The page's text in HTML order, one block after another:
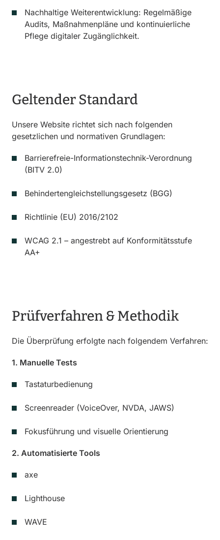
Nachhaltige Weiterentwicklung: Regelmäßige
Audits, Maßnahmenpläne und kontinuierliche
Pflege digitaler Zugänglichkeit.
Geltender Standard
Unsere Website richtet sich nach folgenden
gesetzlichen und normativen Grundlagen:
Barrierefreie-Informationstechnik-Verordnung
(BITV 2.0)
Behindertengleichstellungsgesetz (BGG)
Richtlinie (EU) 2016/2102
WCAG 2.1 – angestrebt auf Konformitätsstufe
AA+
Prüfverfahren & Methodik
Die Überprüfung erfolgte nach folgendem Verfahren:
1. Manuelle Tests
Tastaturbedienung
Screenreader (VoiceOver, NVDA, JAWS)
Fokusführung und visuelle Orientierung
2. Automatisierte Tools
axe
Lighthouse
WAVE